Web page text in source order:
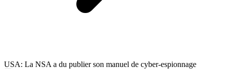
USA: La NSA a du publier son manuel de cyber-espionnage